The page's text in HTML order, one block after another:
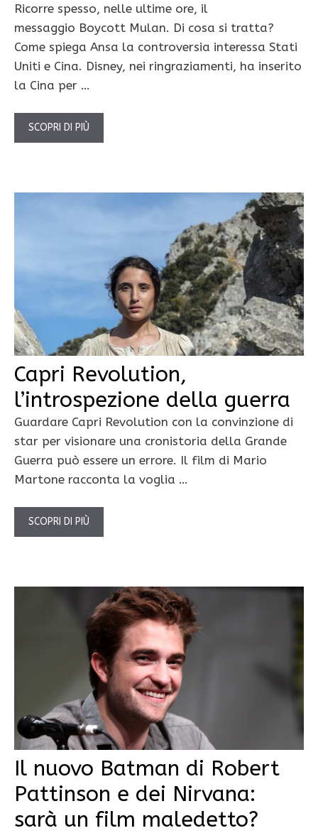
Ricorre spesso, nelle ultime ore, il
messaggio Boycott Mulan. Di cosa si tratta?
Come spiega Ansa la controversia interessa Stati
Uniti e Cina. Disney, nei ringraziamenti, ha inserito
la Cina per …
SCOPRI DI PIÙ
Capri Revolution,
l’introspezione della guerra
Guardare Capri Revolution con la convinzione di
star per visionare una cronistoria della Grande
Guerra può essere un errore. Il film di Mario
Martone racconta la voglia …
SCOPRI DI PIÙ
Il nuovo Batman di Robert
Pattinson e dei Nirvana:
sarà un film maledetto?